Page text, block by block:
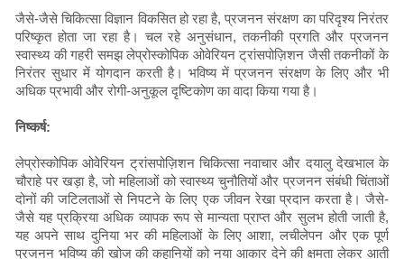
जैसे-जैसे चिकित्सा विज्ञान विकसित हो रहा है, प्रजनन संरक्षण का परिदृश्य निरंतर
परिष्कृत होता जा रहा है। चल रहे अनुसंधान, तकनीकी प्रगति और प्रजनन
स्वास्थ्य की गहरी समझ लेप्रोस्कोपिक ओवेरियन ट्रांसपोज़िशन जैसी तकनीकों के
निरंतर सुधार में योगदान करती है। भविष्य में प्रजनन संरक्षण के लिए और भी
अधिक प्रभावी और रोगी-अनुकूल दृष्टिकोण का वादा किया गया है।
निष्कर्ष:
लेप्रोस्कोपिक ओवेरियन ट्रांसपोज़िशन चिकित्सा नवाचार और दयालु देखभाल के
चौराहे पर खड़ा है, जो महिलाओं को स्वास्थ्य चुनौतियों और प्रजनन संबंधी चिंताओं
दोनों की जटिलताओं से निपटने के लिए एक जीवन रेखा प्रदान करता है। जैसे-
जैसे यह प्रक्रिया अधिक व्यापक रूप से मान्यता प्राप्त और सुलभ होती जाती है,
यह अपने साथ दुनिया भर की महिलाओं के लिए आशा, लचीलेपन और एक पूर्ण
प्रजनन भविष्य की खोज की कहानियों को नया आकार देने की क्षमता लेकर आती